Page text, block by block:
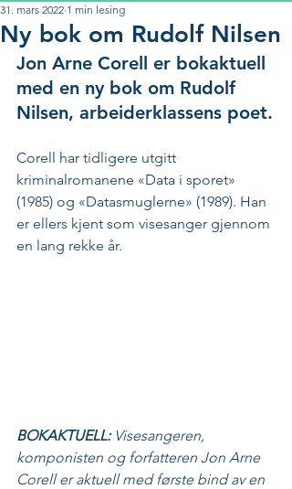
Ny bok om Rudolf Nilsen
31. mars 2022 1 min lesing
Jon Arne Corell er bokaktuell
med en ny bok om Rudolf
Nilsen, arbeiderklassens poet.
Corell har tidligere utgitt
kriminalromanene «Data i sporet»
(1985) og «Datasmuglerne» (1989). Han
er ellers kjent som visesanger gjennom
en lang rekke år.
BOKAKTUELL: Visesangeren,
komponisten og forfatteren Jon Arne
Corell er aktuell med første bind av en